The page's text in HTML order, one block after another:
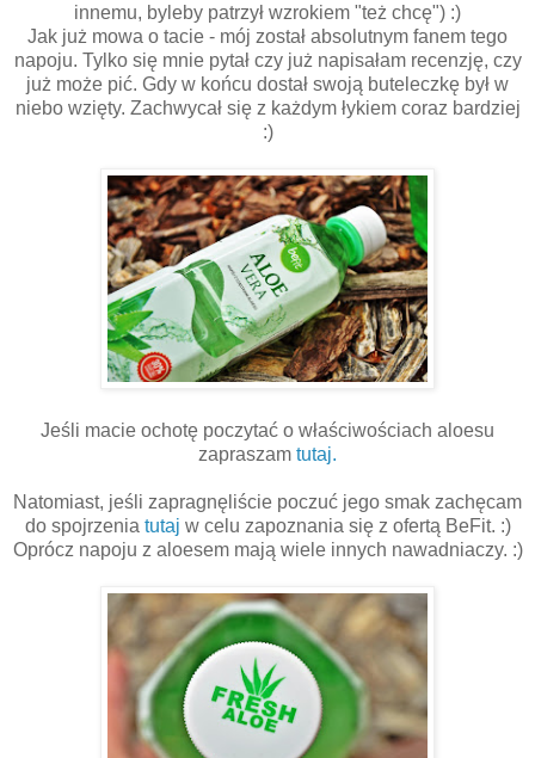
innemu, byleby patrzył wzrokiem "też chcę") :)
Jak już mowa o tacie - mój został absolutnym fanem tego
napoju. Tylko się mnie pytał czy już napisałam recenzję, czy
już może pić. Gdy w końcu dostał swoją buteleczkę był w
niebo wzięty. Zachwycał się z każdym łykiem coraz bardziej
:)
Jeśli macie ochotę poczytać o właściwościach aloesu
zapraszam tutaj.
Natomiast, jeśli zapragnęliście poczuć jego smak zachęcam
do spojrzenia tutaj w celu zapoznania się z ofertą BeFit. :)
Oprócz napoju z aloesem mają wiele innych nawadniaczy. :)